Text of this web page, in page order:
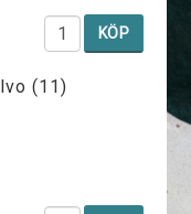
KÖP
(11)